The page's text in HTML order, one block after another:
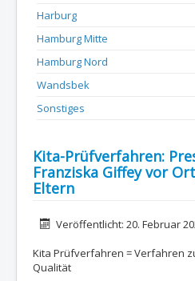
Harburg
Hamburg Mitte
Hamburg Nord
Wandsbek
Sonstiges
Kita-Prüfverfahren:
Franziska Giffey vor
Eltern
DetailsVeröffentlicht: 20. Februar
Kita Prüfverfahren = Verfahren
Qualität